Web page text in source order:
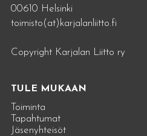
00610 Helsinki
toimisto(at)karjalanliitto.fi
Copyright Karjalan Liitto ry
TULE MUKAAN
Toiminta
Tapahtumat
Jäsenyhteisöt